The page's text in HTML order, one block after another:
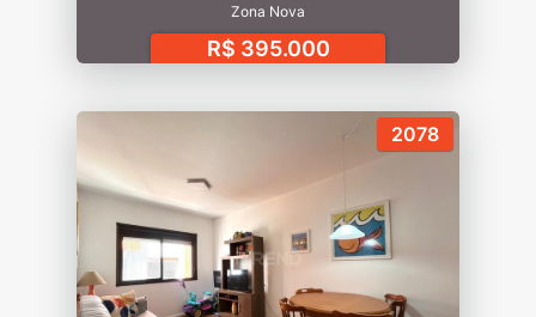
Zona Nova
R$ 395.000
2078